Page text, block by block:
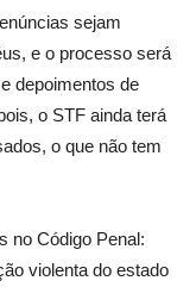
sejam
e o processo será
depoimentos de
o STF ainda terá
o que não tem
no Código Penal:
violenta do estado